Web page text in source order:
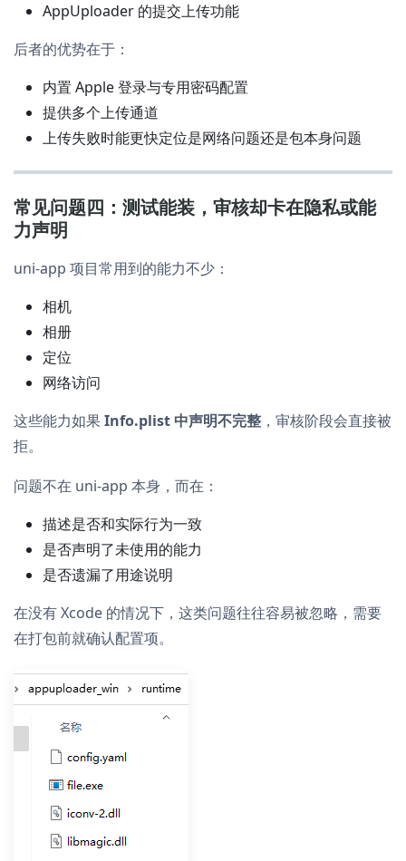
AppUploader 的提交上传功能
后者的优势在于：
内置 Apple 登录与专用密码配置
提供多个上传通道
上传失败时能更快定位是网络问题还是包本身问题
常见问题四：测试能装，审核却卡在隐私或能
力声明
uni-app 项目常用到的能力不少：
相机
相册
定位
网络访问
这些能力如果Info.plist 中声明不完整 ，审核阶段会直接被
拒。
问题不在 uni-app 本身，而在：
描述是否和实际行为一致
是否声明了未使用的能力
是否遗漏了用途说明
在没有 Xcode 的情况下，这类问题往往容易被忽略，需要
在打包前就确认配置项。